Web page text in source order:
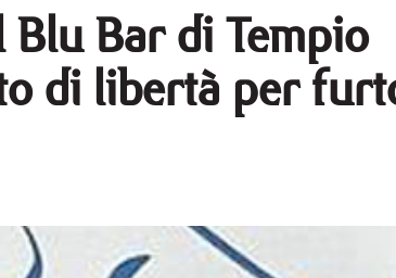
Bar di Tempio
di libertà per